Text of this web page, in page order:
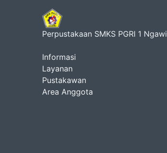
Perpustakaan SMKS PGRI 1 Ngawi
Informasi
Layanan
Pustakawan
Area Anggota